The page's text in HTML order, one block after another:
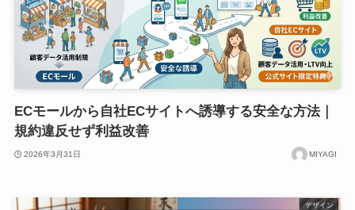
ECモールから自社ECサイトへ誘導する安全な方法｜
規約違反せず利益改善
2026年3月31日 MIYAGI
デザイン